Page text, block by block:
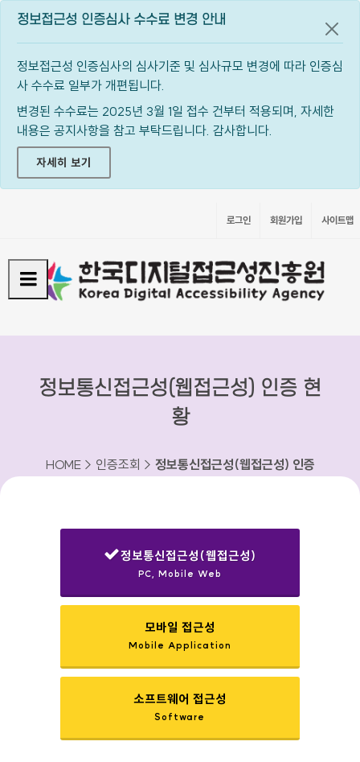
정보접근성 인증심사 수수료 변경 안내
정보접근성 인증심사의 심사기준 및 심사규모 변경에 따라 인증심
사 수수료 일부가 개편됩니다.
변경된 수수료는 2025년 3월 1일 접수 건부터 적용되며, 자세한
내용은 공지사항을 참고 부탁드립니다. 감사합니다.
자세히 보기
공지
로그인 회원가입 사이트맵
정보통신접근성(웹접근성) 인증 현
황
HOME > 인증조회 > 정보통신접근성(웹접근성) 인증
정보통신접근성(웹접근성)
PC, Mobile Web
모바일 접근성
Mobile Application
소프트웨어 접근성
Software